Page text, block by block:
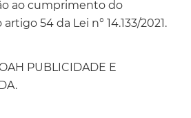
ao cumprimento do
54 da Lei n° 14.133/2021.
PUBLICIDADE E